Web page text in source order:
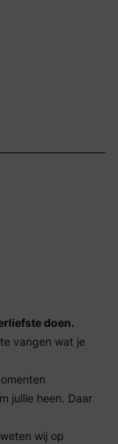
doen.
vangen wat je
jullie heen. Daar
wij op